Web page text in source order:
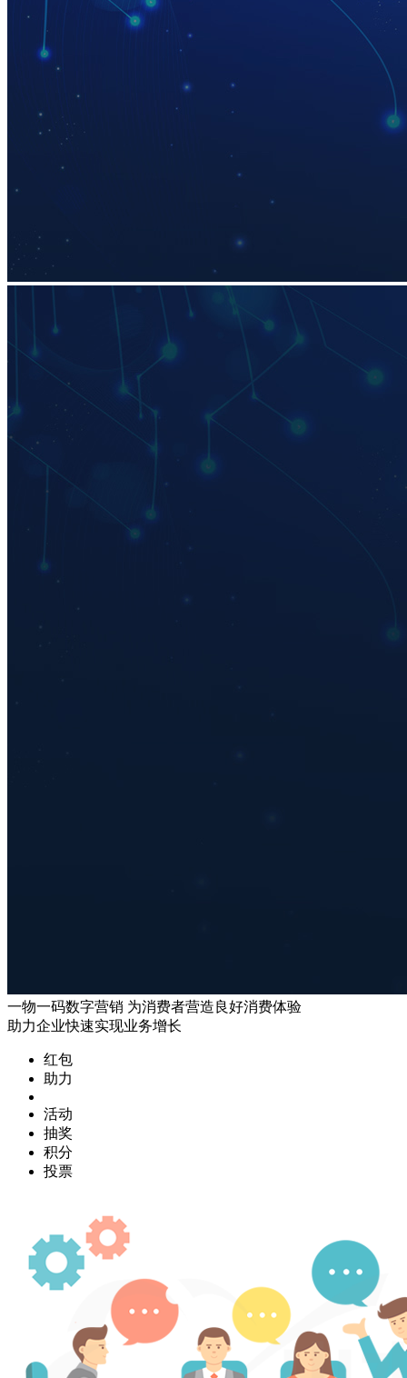
一物一码数字营销 为消费者营造良好消费体验
助力企业快速实现业务增长
红包
助力
活动
抽奖
积分
投票